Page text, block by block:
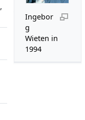
Ingebor
g
Wieten in
1994
,